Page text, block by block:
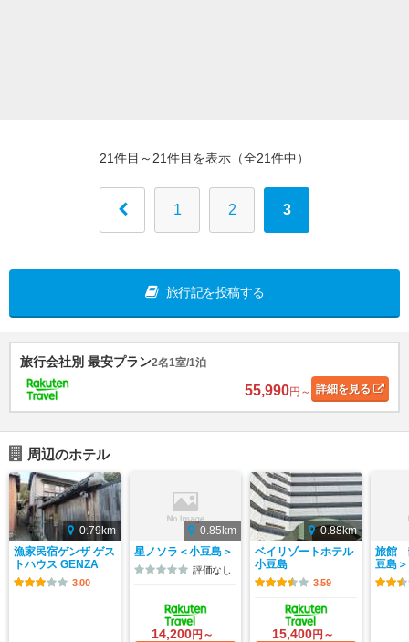
21件目～21件目を表示（全21件中）
1 2 3
旅行記を投稿する
旅行会社別 最安プラン2名1室/1泊
55,990円～ 詳細を見る
周辺のホテル
0.79km
漁家民宿ゲンザ ゲス
トハウス GENZA
3.00
0.85km
星ノソラ＜小豆島＞
評価なし
14,200円～
0.88km
ベイリゾートホテル
小豆島
3.59
15,400円～
旅館
豆島＞